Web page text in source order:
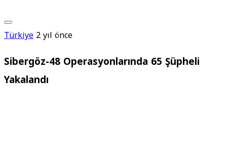
Türkiye2 yıl önce
Sibergöz-48 Operasyonlarında 65 Şüpheli
Yakalandı